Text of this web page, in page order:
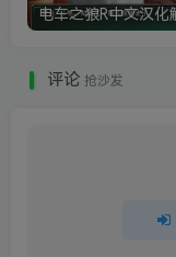
评论 抢沙发